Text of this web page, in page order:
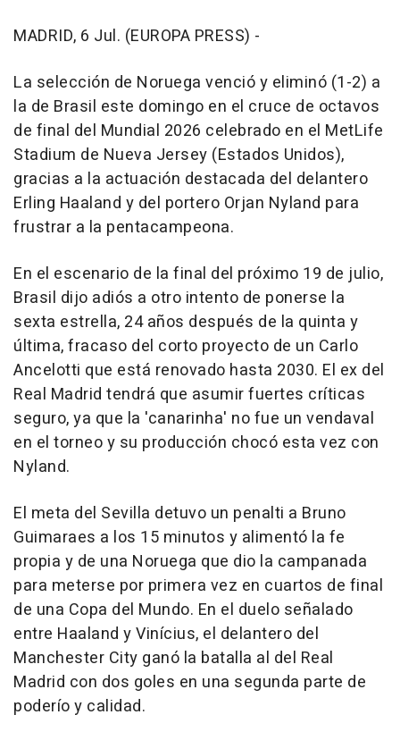
MADRID, 6 Jul. (EUROPA PRESS) -
La selección de Noruega venció y eliminó (1-2) a
la de Brasil este domingo en el cruce de octavos
de final del Mundial 2026 celebrado en el MetLife
Stadium de Nueva Jersey (Estados Unidos),
gracias a la actuación destacada del delantero
Erling Haaland y del portero Orjan Nyland para
frustrar a la pentacampeona.
En el escenario de la final del próximo 19 de julio,
Brasil dijo adiós a otro intento de ponerse la
sexta estrella, 24 años después de la quinta y
última, fracaso del corto proyecto de un Carlo
Ancelotti que está renovado hasta 2030. El ex del
Real Madrid tendrá que asumir fuertes críticas
seguro, ya que la 'canarinha' no fue un vendaval
en el torneo y su producción chocó esta vez con
Nyland.
El meta del Sevilla detuvo un penalti a Bruno
Guimaraes a los 15 minutos y alimentó la fe
propia y de una Noruega que dio la campanada
para meterse por primera vez en cuartos de final
de una Copa del Mundo. En el duelo señalado
entre Haaland y Vinícius, el delantero del
Manchester City ganó la batalla al del Real
Madrid con dos goles en una segunda parte de
poderío y calidad.